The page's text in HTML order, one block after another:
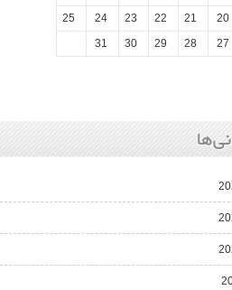
21
22
23
24
25
28
29
30
31